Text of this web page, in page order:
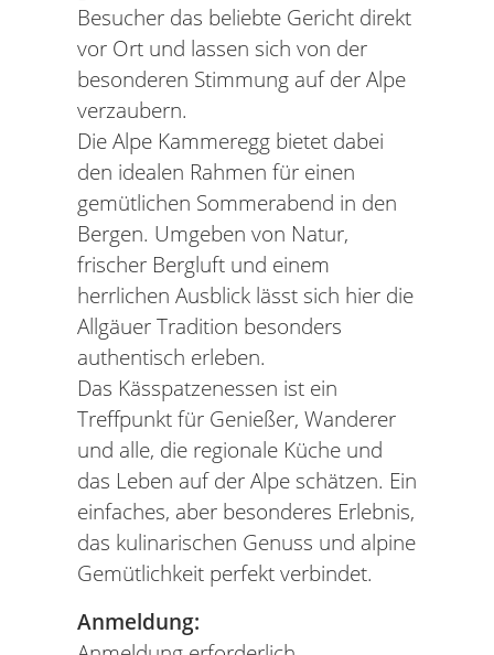
Besucher das beliebte Gericht direkt
vor Ort und lassen sich von der
besonderen Stimmung auf der Alpe
verzaubern.
Die Alpe Kammeregg bietet dabei
den idealen Rahmen für einen
gemütlichen Sommerabend in den
Bergen. Umgeben von Natur,
frischer Bergluft und einem
herrlichen Ausblick lässt sich hier die
Allgäuer Tradition besonders
authentisch erleben.
Das Kässpatzenessen ist ein
Treffpunkt für Genießer, Wanderer
und alle, die regionale Küche und
das Leben auf der Alpe schätzen. Ein
einfaches, aber besonderes Erlebnis,
das kulinarischen Genuss und alpine
Gemütlichkeit perfekt verbindet.
Anmeldung: